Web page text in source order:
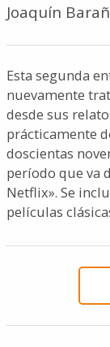
Joaquín
Esta segunda
nuevamente
desde sus
prácticamente
doscientas
período que va
Netflix». Se
películas